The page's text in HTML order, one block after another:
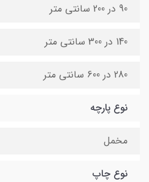
90 در 200 سانتی متر
140 در 300 سانتی متر
280 در 600 سانتی متر
نوع پارچه
مخمل
نوع چاپ